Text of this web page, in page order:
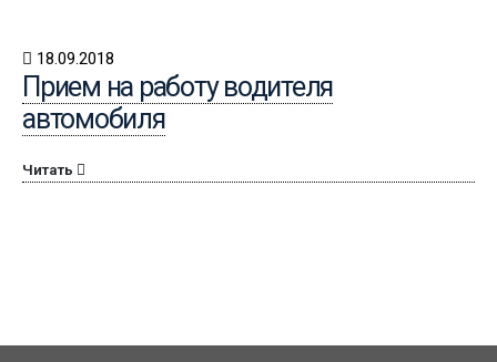
18.09.2018
Прием на работу водителя
автомобиля
Читать